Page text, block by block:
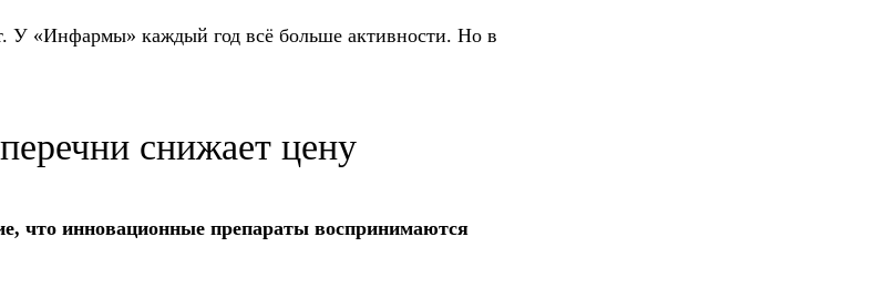
У «Инфармы» каждый год всё больше активности. Но в
снижает цену
что инновационные препараты воспринимаются